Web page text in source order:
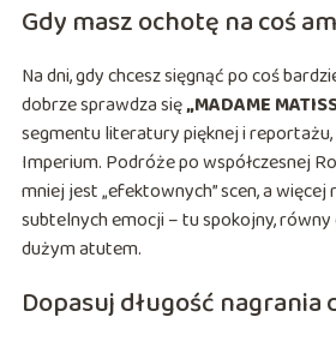
Gdy masz ochotę na coś
Na dni, gdy chcesz sięgnąć po coś
dobrze sprawdza się„MADAME
segmentu literatury pięknej i reportażu,
Imperium. Podróże po współczesnej
mniej jest „efektownych” scen, a
subtelnych emocji – tu spokojny,
dużym atutem.
Dopasuj długość nagrania